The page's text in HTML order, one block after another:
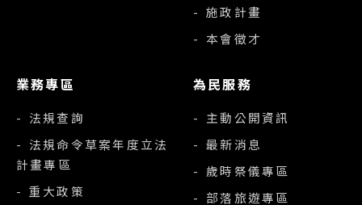
- 施政計畫
- 本會徵才
業務專區
- 法規查詢
- 法規命令草案年度立法
計畫專區
- 重大政策
為民服務
- 主動公開資訊
- 最新消息
- 歲時祭儀專區
- 部落旅遊專區